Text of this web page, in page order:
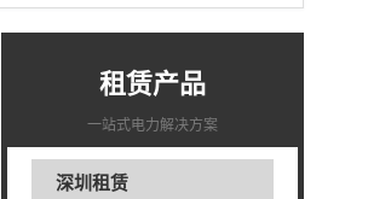
租赁产品
一站式电力解决方案
深圳租赁